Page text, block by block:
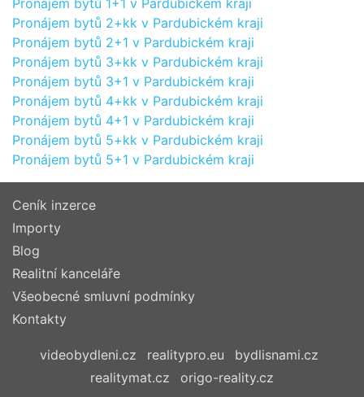
Pronájem bytů 2+kk v Pardubickém kraji
Pronájem bytů 2+1 v Pardubickém kraji
Pronájem bytů 3+kk v Pardubickém kraji
Pronájem bytů 3+1 v Pardubickém kraji
Pronájem bytů 4+kk v Pardubickém kraji
Pronájem bytů 4+1 v Pardubickém kraji
Pronájem bytů 5+kk v Pardubickém kraji
Pronájem bytů 5+1 v Pardubickém kraji
Ceník inzerce
Importy
Blog
Realitní kanceláře
Všeobecné smluvní podmínky
Kontakty
videobydleni.cz realitypro.eu
bydlisnami.cz
realitymat.cz
origo-reality.cz